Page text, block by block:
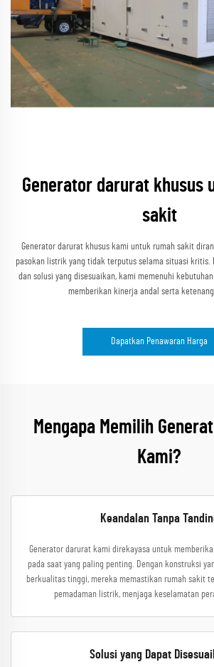
Generator darurat khusus
sakit
Generator darurat khusus kami untuk rumah sakit
pasokan listrik yang tidak terputus selama situasi kritis.
dan solusi yang disesuaikan, kami memenuhi
memberikan kinerja andal serta
Dapatkan Penawaran Harga
Mengapa Memilih
Kami?
Keandalan Tanpa
Generator darurat kami direkayasa untuk
pada saat yang paling penting. Dengan konstruksi
berkualitas tinggi, mereka memastikan rumah sakit
pemadaman listrik, menjaga keselamatan
Solusi yang Dapat